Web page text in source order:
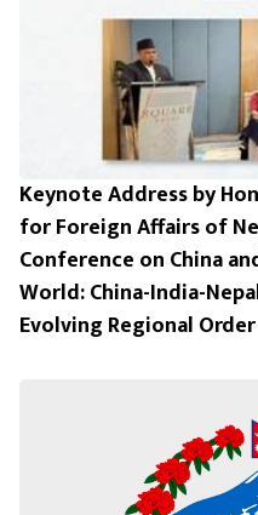
Keynote Address by
for Foreign Affairs of
Conference on China
World: China-India-
Evolving Regional Order